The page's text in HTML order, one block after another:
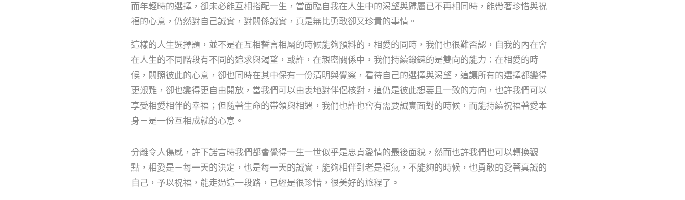
而年輕時的選擇，卻未必能互相搭配一生，當面臨自我在人生中的渴望與歸屬已不再相同時，能帶著珍惜與祝
福的心意，仍然對自己誠實，對關係誠實，真是無比勇敢卻又珍貴的事情。
這樣的人生選擇題，並不是在互相誓言相屬的時候能夠預料的，相愛的同時，我們也很難否認，自我的內在會
在人生的不同階段有不同的追求與渴望，或許，在親密關係中，我們持續鍛鍊的是雙向的能力：在相愛的時
候，關照彼此的心意，卻也同時在其中保有一份清明與覺察，看待自己的選擇與渴望，這讓所有的選擇都變得
更艱難，卻也變得更自由開放，當我們可以由衷地對伴侶核對，這仍是彼此想要且一致的方向，也許我們可以
享受相愛相伴的幸福；但隨著生命的帶領與相遇，我們也許也會有需要誠實面對的時候，而能持續祝福著愛本
身－是一份互相成就的心意。
分離令人傷感，許下諾言時我們都會覺得一生一世似乎是忠貞愛情的最後面貌，然而也許我們也可以轉換觀
點，相愛是－每一天的決定，也是每一天的誠實，能夠相伴到老是福氣，不能夠的時候，也勇敢的愛著真誠的
自己，予以祝福，能走過這一段路，已經是很珍惜，很美好的旅程了。